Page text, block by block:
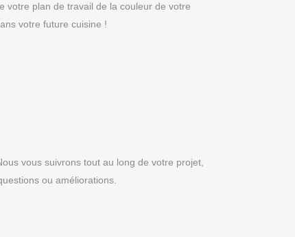
votre plan de travail de la couleur de votre
votre future cuisine !
vous suivrons tout au long de votre projet,
ou améliorations.